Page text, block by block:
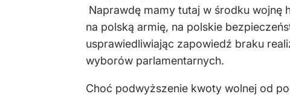
Naprawdę mamy tutaj w środku wojnę
na polską armię, na polskie
usprawiedliwiając zapowiedź braku
wyborów parlamentarnych.
Choć podwyższenie kwoty wolnej od